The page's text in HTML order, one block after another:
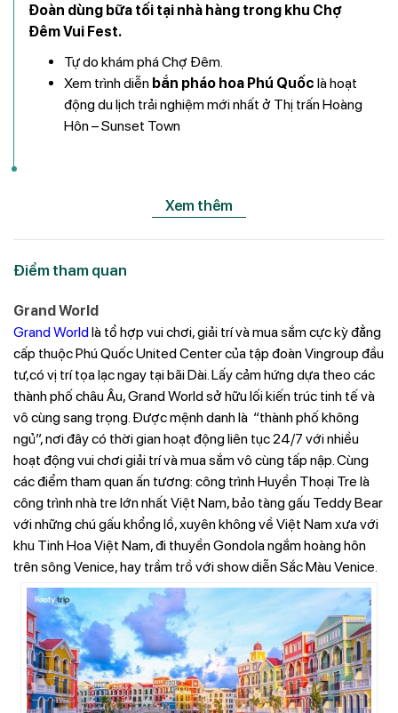
Đoàn dùng bữa tối tại nhà hàng trong khu Chợ
Đêm Vui Fest.
Tự do khám phá Chợ Đêm.
Xem trình diễn bắn pháo hoa Phú Quốc là hoạt
động du lịch trải nghiệm mới nhất ở Thị trấn Hoàng
Hôn – Sunset Town
Xem thêm
Điểm tham quan
Grand World
Grand Worldlà tổ hợp vui chơi, giải trí và mua sắm cực kỳ đẳng
cấp thuộc Phú Quốc United Center của tập đoàn Vingroup đầu
tư,có vị trí tọa lạc ngay tại bãi Dài. Lấy cảm hứng dựa theo các
thành phố châu Âu, Grand World sở hữu lối kiến trúc tinh tế và
vô cùng sang trọng. Được mệnh danh là “thành phố không
ngủ”, nơi đây có thời gian hoạt động liên tục 24/7 với nhiều
hoạt động vui chơi giải trí và mua sắm vô cùng tấp nập. Cùng
các điểm tham quan ấn tương: công trình Huyền Thoại Tre là
công trình nhà tre lớn nhất Việt Nam, bảo tàng gấu Teddy Bear
với những chú gấu khổng lồ, xuyên không về Việt Nam xưa với
khu Tinh Hoa Việt Nam, đi thuyền Gondola ngắm hoàng hôn
trên sông Venice, hay trầm trồ với show diễn Sắc Màu Venice.